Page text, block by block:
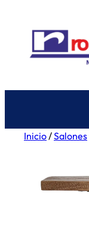
contenido
Inicio /Salones